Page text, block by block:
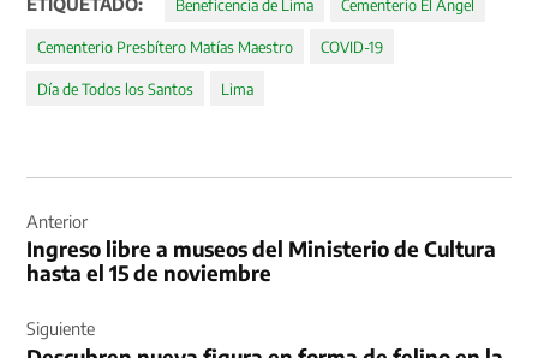
Beneficencia de Lima Cementerio El Angel
Cementerio Presbítero Matías Maestro COVID-19
Día de Todos los Santos Lima
de
entradas
Anterior
Ingreso libre a museos del Ministerio de Cultura
hasta el 15 de noviembre
Siguiente